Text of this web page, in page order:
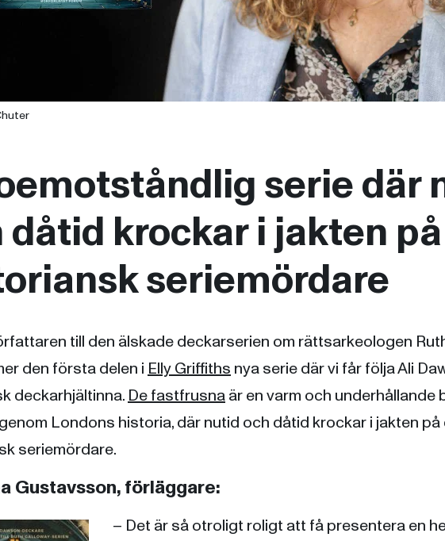
serie där
dåtid krockar i jakten
seriemördare
till den älskade deckarserien om rättsarkeologen
den första delen iElly Griffithsnya serie där vi får följa Ali
deckarhjältinna.De fastfrusnaär en varm och underhållande
Londons historia, där nutid och dåtid krockar i jakten på
seriemördare.
Gustavsson, förläggare:
– Det är så otroligt roligt att få presentera en